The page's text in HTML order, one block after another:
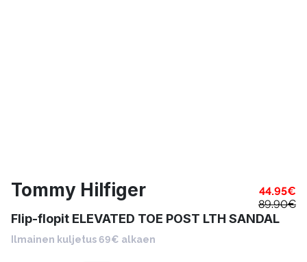
Tommy Hilfiger 44.95€
89.90€
Flip-flopit ELEVATED TOE POST LTH SANDAL
Ilmainen kuljetus 69€ alkaen